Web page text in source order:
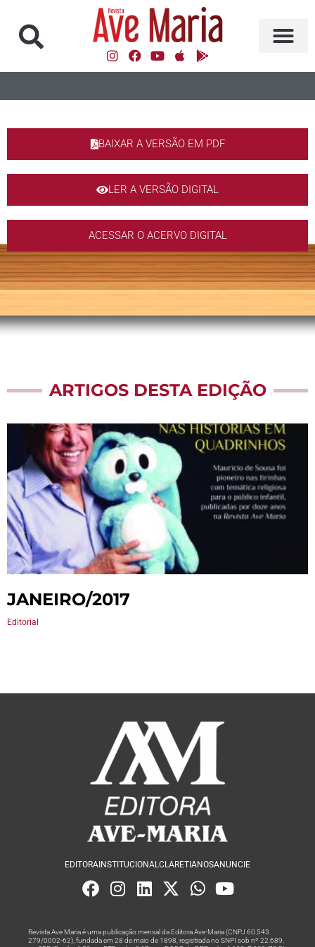
BAIXAR A VERSÃO EM PDF
LER A VERSÃO DIGITAL
ACESSAR O ACERVO DIGITAL
ARTIGOS DESTA EDIÇÃO
JANEIRO/2017
Editorial
EDITORA INSTITUCIONALCLARETIANOSANUNCIE
Revista Ave Maria é uma publicação mensal da Editora Ave-Maria (CNPJ 60.543.
279/0002-62), fundada em 28 de maio de 1898, registrada no SNPI sob nº 22.689,